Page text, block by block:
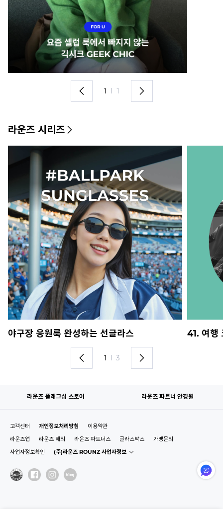
1 1
라운즈 시리즈
야구장 응원룩 완성하는 선글라스 41. 여행
1 3
라운즈 플래그십 스토어 라운즈 파트너 안경원
고객센터 개인정보처리방침
이용약관
라운즈앱
라운즈 해외 라운즈 파트너스 글라스박스
가맹문의
사업자정보확인
(주)라운즈 ROUNZ 사업자정보